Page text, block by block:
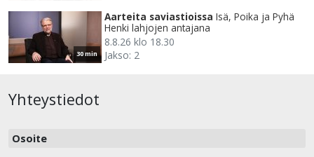
30 min
Aarteita saviastioissa Isä, Poika ja Pyhä
Henki lahjojen antajana
8.8.26 klo 18.30
Jakso: 2
Yhteystiedot
Osoite